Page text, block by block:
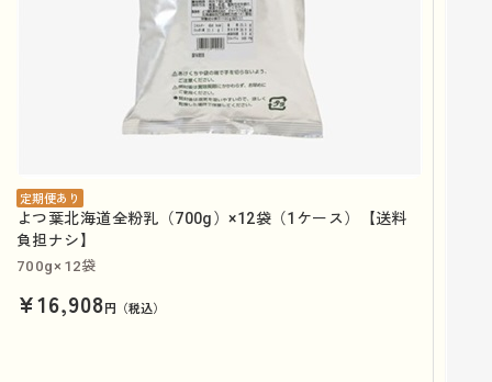
定期便あり
よつ葉北海道全粉乳（700g）×12袋（1ケース）【送料
負担ナシ】
700g×12袋
¥16,908円（税込）